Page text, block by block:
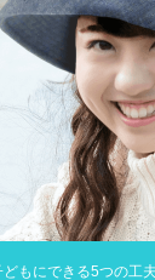
もにできる5つの工